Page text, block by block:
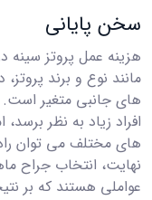
سخن پایانی
مانند نوع و برند
های جانبی متغیر
افراد زیاد به نظر
های مختلف می توان
نهایت، انتخاب جراح
عواملی هستند که بر